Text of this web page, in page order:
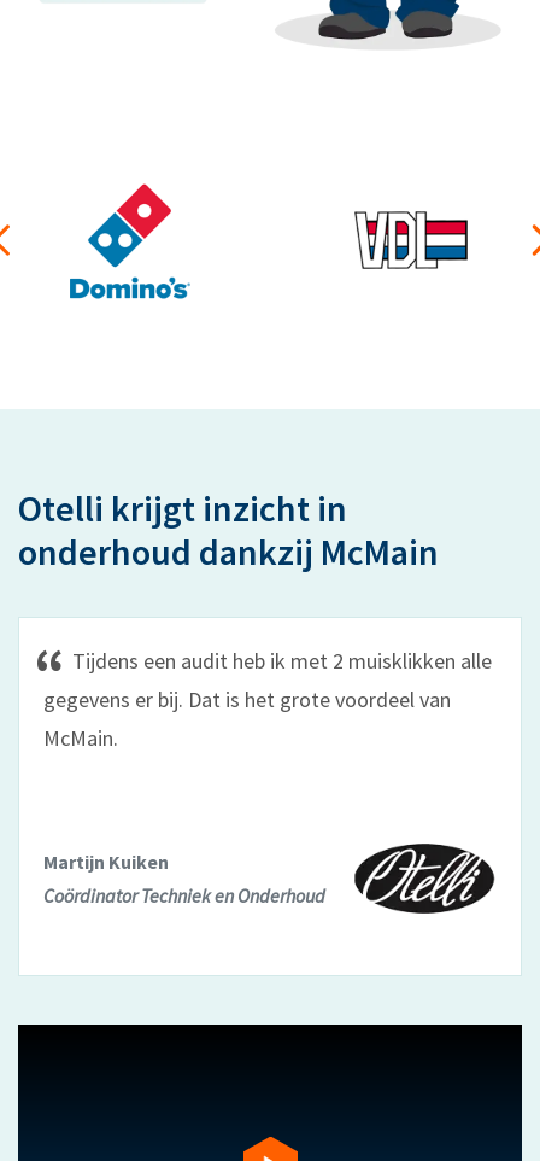
Otelli krijgt inzicht in
onderhoud dankzij McMain
Tijdens een audit heb ik met 2 muisklikken alle
gegevens er bij. Dat is het grote voordeel van
McMain.
Martijn Kuiken
Coördinator Techniek en Onderhoud